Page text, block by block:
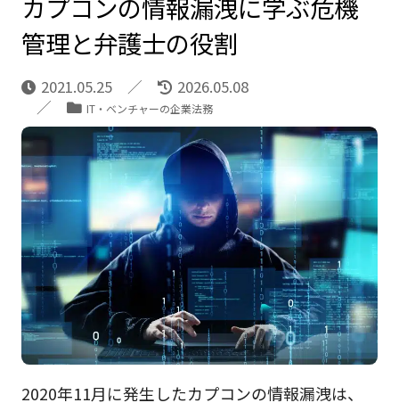
カプコンの情報漏洩に学ぶ危機
管理と弁護士の役割
2021.05.25 2026.05.08
IT・ベンチャーの企業法務
2020年11月に発生したカプコンの情報漏洩は、